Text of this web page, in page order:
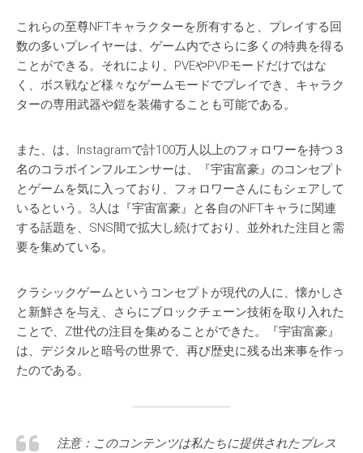
これらの至尊NFTキャラクターを所有すると、プレイする回
数の多いプレイヤーは、ゲーム内でさらに多くの特典を得る
ことができる。それにより、PVEやPVPモードだけではな
く、ボス戦など様々なゲームモードでプレイでき、キャラク
ターの専用武器や鎧を装備することも可能である。
また、は、Instagramで計100万人以上のフォロワーを持つ３
名のコラボインフルエンサーは、『宇宙富豪』のコンセプト
とゲームを気に入っており、フォロワーさんにもシェアして
いるという。3人は『宇宙富豪』と各自のNFTキャラに関連
する話題を、SNS間で拡大し続けており、並外れた注目と需
要を集めている。
クラシックゲームというコンセプトが現代の人に、懐かしさ
と新鮮さを与え、さらにブロックチェーン技術を取り入れた
ことで、Z世代の注目を集めることができた。『宇宙富豪』
は、デジタルと暗号の世界で、再び歴史に残る出来事を作っ
たのである。
注意：このコンテンツは私たちに提供されたプレス